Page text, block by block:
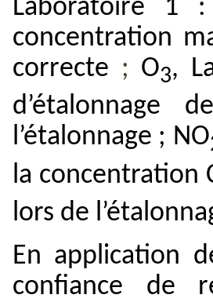
Laboratoire 1
concentration
correcte ; O3,
d’étalonnage
l’étalonnage ; NO
la concentration
lors de
En application
confiance de